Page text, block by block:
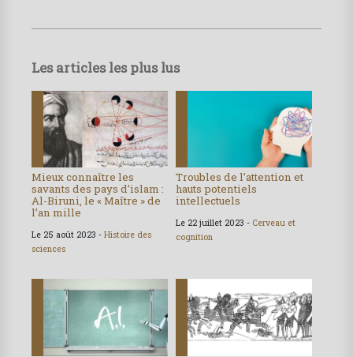
Les articles les plus lus
Mieux connaître les
savants des pays d’islam :
Al-Biruni, le « Maître » de
l’an mille
Le 25 août 2023 - Histoire des
sciences
Troubles de l’attention et
hauts potentiels
intellectuels
Le 22 juillet 2023 - Cerveau et
cognition